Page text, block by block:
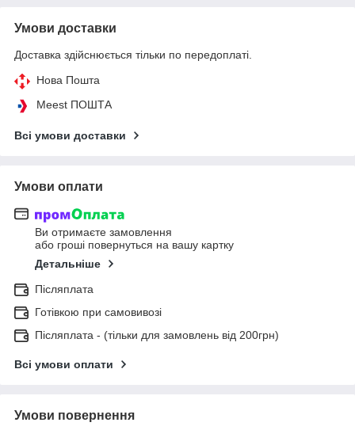
Умови доставки
Доставка здійснюється тільки по передоплаті.
Нова Пошта
Meest ПОШТА
Всі умови доставки
Умови оплати
Ви отримаєте замовлення
або гроші повернуться на вашу картку
Детальніше
Післяплата
Готівкою при самовивозі
Післяплата - (тільки для замовлень від 200грн)
Всі умови оплати
Умови повернення